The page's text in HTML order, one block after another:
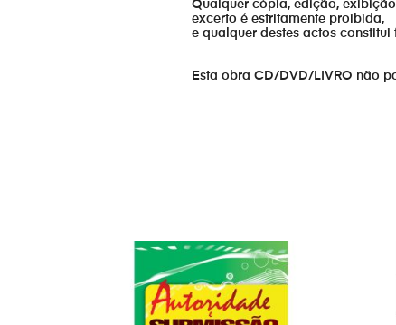
Qualquer cópia, edição,
excerto é estritamente proibida,
e qualquer destes actos
Esta obra CD/DVD/LIVRO não